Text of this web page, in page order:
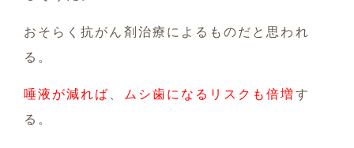
おそらく抗がん剤治療によるものだと思われ
る。
唾液が減れば ムシ歯になるリスクも倍増 す
る。